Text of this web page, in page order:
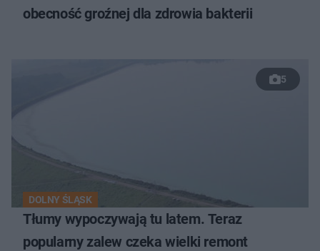
obecność groźnej dla zdrowia bakterii
5
DOLNY ŚLĄSK
Tłumy wypoczywają tu latem. Teraz
popularny zalew czeka wielki remont